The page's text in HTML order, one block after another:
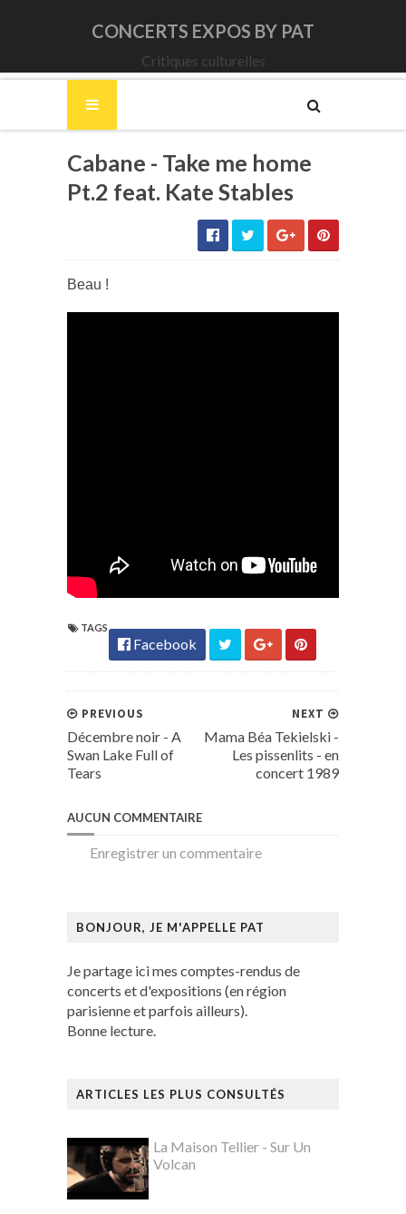
CONCERTS EXPOS BY PAT
Critiques culturelles
Cabane - Take me home
Pt.2 feat. Kate Stables
Beau !
TAGS
Facebook
NEXT
Mama Béa Tekielski -
Les pissenlits - en
concert 1989
PREVIOUS
Décembre noir - A
Swan Lake Full of
Tears
AUCUN COMMENTAIRE
Enregistrer un commentaire
BONJOUR, JE M'APPELLE PAT
Je partage ici mes comptes-rendus de
concerts et d'expositions (en région
parisienne et parfois ailleurs).
Bonne lecture.
ARTICLES LES PLUS CONSULTÉS
La Maison Tellier - Sur Un
Volcan